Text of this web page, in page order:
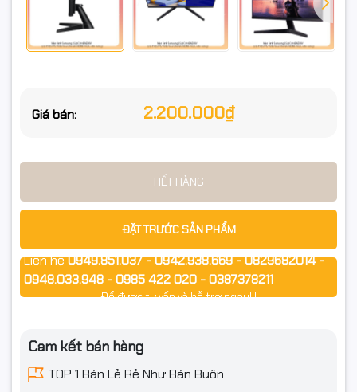
Giá bán: 2.200.000₫
HẾT HÀNG
ĐẶT TRƯỚC SẢN PHẨM
Liên hệ0949.851.037 - 0942.938.669 - 0829682014 -
0948.033.948 - 0985 422 020 - 0387378211
Để được tư vấn và hỗ trợ ngay!!!
Cam kết bán hàng
TOP 1 Bán Lẻ Rẻ Như Bán Buôn